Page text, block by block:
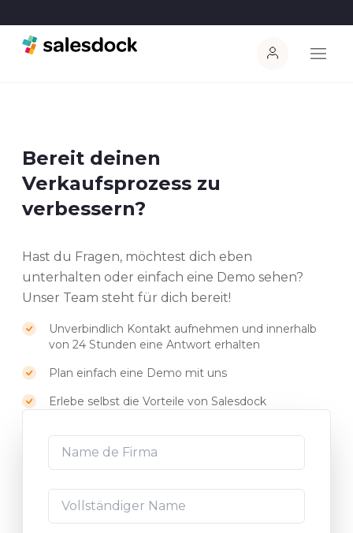
Bereit deinen
Verkaufsprozess zu
verbessern?
Hast du Fragen, möchtest dich eben
unterhalten oder einfach eine Demo sehen?
Unser Team steht für dich bereit!
Unverbindlich Kontakt aufnehmen und innerhalb
von 24 Stunden eine Antwort erhalten
Plan einfach eine Demo mit uns
Erlebe selbst die Vorteile von Salesdock